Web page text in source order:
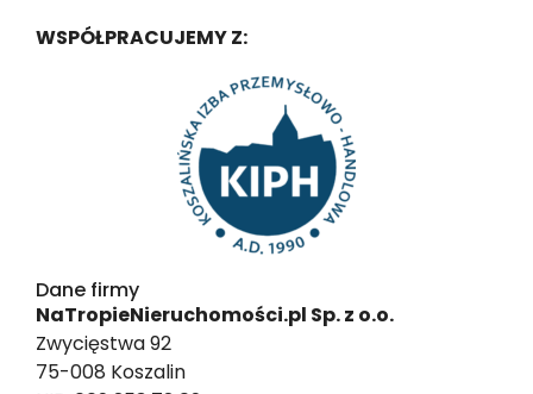
WSPÓŁPRACUJEMY Z:
Dane firmy
NaTropieNieruchomości.pl Sp. z o.o.
Zwycięstwa 92
75-008 Koszalin